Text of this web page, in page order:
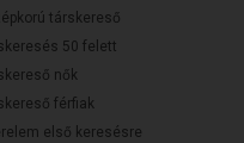
társkereső
50 felett
nők
férfiak
első keresésre